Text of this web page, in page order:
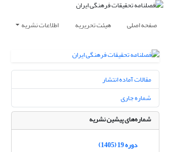
صفحه اصلی هیئت تحریریه اطلاعات نشریه
مقالات آماده انتشار
شماره جاری
شماره‌های پیشین نشریه
دوره 19 (1405)